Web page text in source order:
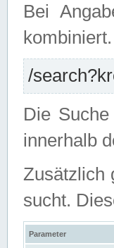
Bei
/
Die
innerhalb
Zusätzlich
sucht.
Parameter